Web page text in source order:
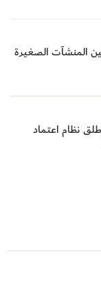
العالمي 2025: تمكين المنشآت الصغيرة
نظام اعتماد